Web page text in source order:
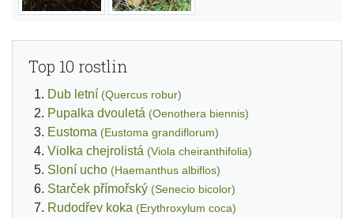
Top 10 rostlin
Dub letní (Quercus robur)
Pupalka dvouletá (Oenothera biennis)
Eustoma (Eustoma grandiflorum)
Violka chejrolistá (Viola cheiranthifolia)
Sloní ucho (Haemanthus albiflos)
Starček přímořský (Senecio bicolor)
Rudodřev koka (Erythroxylum coca)